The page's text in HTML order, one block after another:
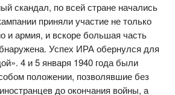
скандал, по всей стране начались
приняли участие не только
и армия, и вскоре большая часть
Успех ИРА обернулся для
4 и 5 января 1940 года были
положении, позволявшие без
до окончания войны, а